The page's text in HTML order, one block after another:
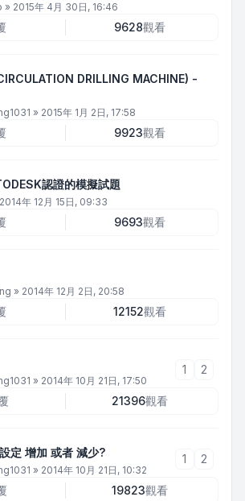
» 2015年 4月 30日, 16:46
9628觀看
DRILLING MACHINE) -
» 2015年 1月 2日, 17:58
9923觀看
認證的模擬試題
2014年 12月 15日, 09:33
9693觀看
» 2014年 12月 2日, 20:58
12152觀看
» 2014年 10月 21日, 17:50
1 2
21396觀看
定 增加 或者 減少?
» 2014年 10月 21日, 10:32
1 2
19823觀看